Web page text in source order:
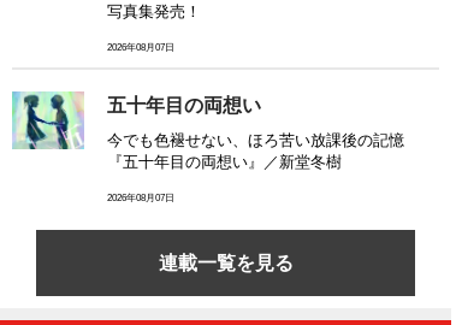
写真集発売！
2026年08月07日
五十年目の両想い
今でも色褪せない、ほろ苦い放課後の記憶
『五十年目の両想い』／新堂冬樹
2026年08月07日
連載一覧を見る